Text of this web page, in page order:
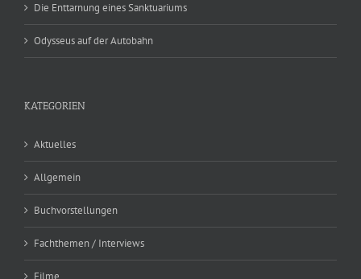
Die Enttarnung eines Sanktuariums
Odysseus auf der Autobahn
KATEGORIEN
Aktuelles
Allgemein
Buchvorstellungen
Fachthemen / Interviews
Filme